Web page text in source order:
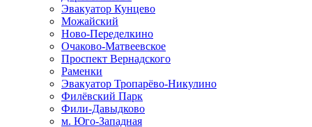
Эвакуатор Кунцево
Можайский
Ново-Переделкино
Очаково-Матвеевское
Проспект Вернадского
Раменки
Эвакуатор Тропарёво-Никулино
Филёвский Парк
Фили-Давыдково
м. Юго-Западная